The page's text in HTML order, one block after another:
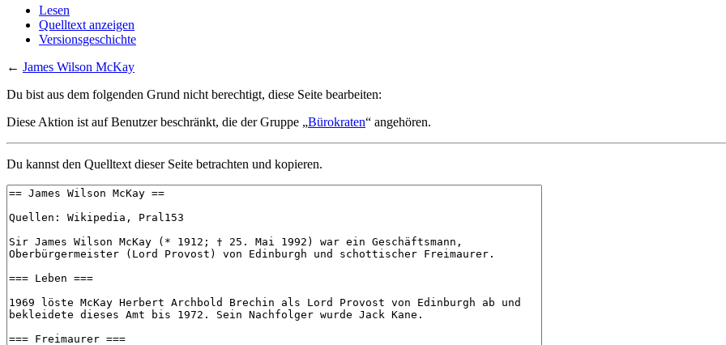
Lesen
Quelltext anzeigen
Versionsgeschichte
← James Wilson McKay
Du bist aus dem folgenden Grund nicht berechtigt, diese Seite bearbeiten:
Diese Aktion ist auf Benutzer beschränkt, die der Gruppe „Bürokraten“ angehören.
Du kannst den Quelltext dieser Seite betrachten und kopieren.